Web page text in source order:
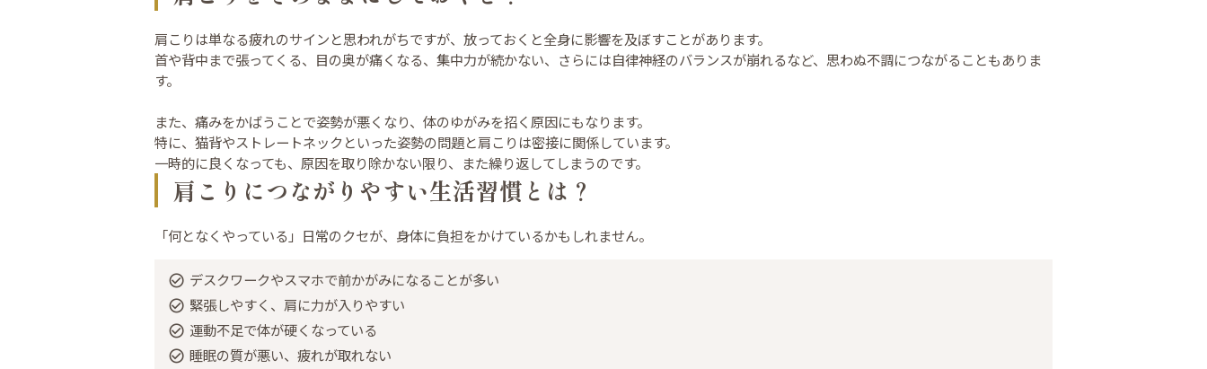
肩こりは単なる疲れのサインと思われがちですが、放っておくと全身に影響を及ぼすことがあります。
首や背中まで張ってくる、目の奥が痛くなる、集中力が続かない、さらには自律神経のバランスが崩れるなど、思わぬ不調につながることもありま
す。
また、痛みをかばうことで姿勢が悪くなり、体のゆがみを招く原因にもなります。
特に、猫背やストレートネックといった姿勢の問題と肩こりは密接に関係しています。
一時的に良くなっても、原因を取り除かない限り、また繰り返してしまうのです。
肩こりにつながりやすい生活習慣とは？
「何となくやっている」日常のクセが、身体に負担をかけているかもしれません。
デスクワークやスマホで前かがみになることが多い
緊張しやすく、肩に力が入りやすい
運動不足で体が硬くなっている
睡眠の質が悪い、疲れが取れない